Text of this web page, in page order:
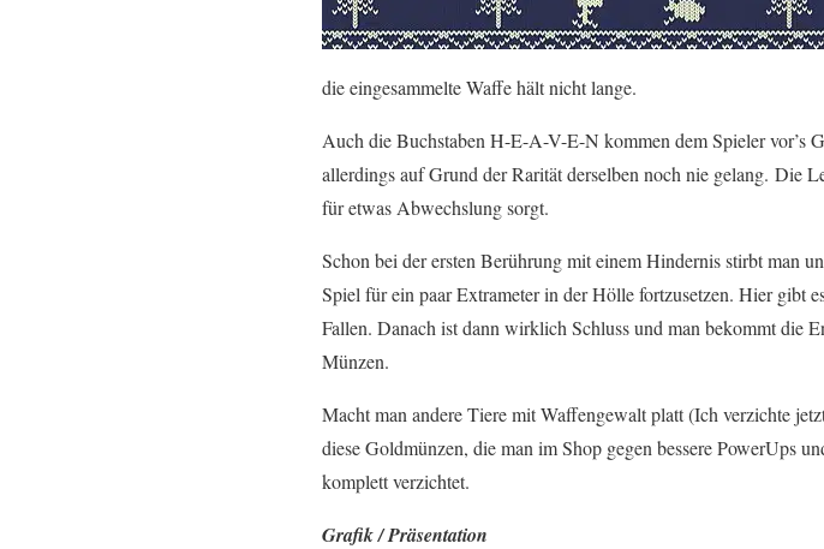
die eingesammelte Waffe hält nicht lange.
Auch die Buchstaben H-E-A-V-E-N kommen dem Spieler
allerdings auf Grund der Rarität derselben noch nie gelang. Die
für etwas Abwechslung sorgt.
Schon bei der ersten Berührung mit einem Hindernis stirbt man
Spiel für ein paar Extrameter in der Hölle fortzusetzen. Hier gibt
Fallen. Danach ist dann wirklich Schluss und man bekommt die
Münzen.
Macht man andere Tiere mit Waffengewalt platt (Ich verzichte
diese Goldmünzen, die man im Shop gegen bessere PowerUps
komplett verzichtet.
Grafik / Präsentation